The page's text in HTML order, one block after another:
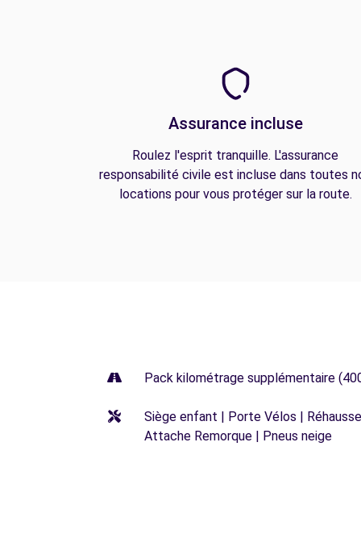
Assurance incluse
Roulez l'esprit tranquille. L'assurance
responsabilité civile est incluse dans toutes
locations pour vous protéger sur la route.
Pack kilométrage supplémentaire
Siège enfant | Porte Vélos |
Attache Remorque | Pneus neige